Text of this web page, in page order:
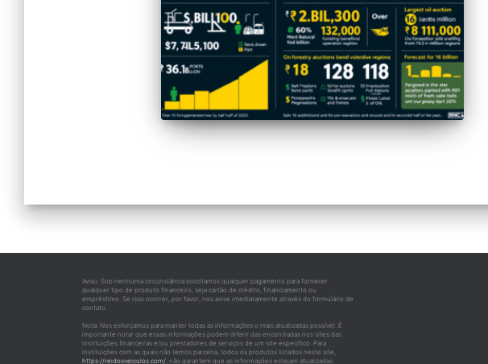
Aviso: Sob nenhuma circunstância solicitamos qualquer pagamento para fornecer
qualquer tipo de produto financeiro, seja cartão de crédito, financiamento ou
empréstimo. Se isso ocorrer, por favor, nos avise imediatamente através do formulário de
contato.
Nota: Nos esforçamos para manter todas as informações o mais atualizadas possível. É
importante notar que essas informações podem diferir das encontradas nos sites das
instituições financeiras e/ou prestadores de serviços de um site específico. Para
instituições com as quais não temos parceria, todos os produtos listados neste site,
https://reidosveiculos.com/, não garantem que as informações estejam atualizadas.